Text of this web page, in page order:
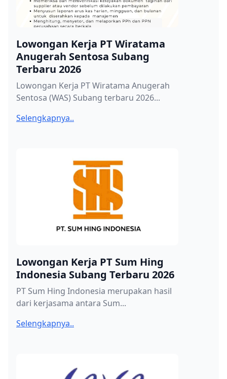
Lowongan Kerja PT Wiratama
Anugerah Sentosa Subang
Terbaru 2026
Lowongan Kerja PT Wiratama Anugerah
Sentosa (WAS) Subang terbaru 2026...
Selengkapnya..
Lowongan Kerja PT Sum Hing
Indonesia Subang Terbaru 2026
PT Sum Hing Indonesia merupakan hasil
dari kerjasama antara Sum...
Selengkapnya..